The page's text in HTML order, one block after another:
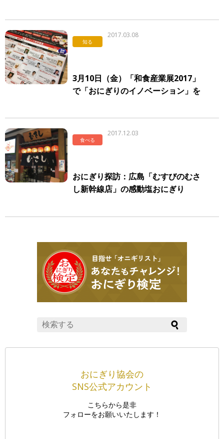
知る
2017.03.08
3月10日（金）「和食産業展2017」
で「おにぎりのイノベーション」を
食べる
2017.12.03
おにぎり探訪：広島「むすびのむさ
し新幹線店」の感動塩おにぎり
おにぎり協会の
SNS公式アカウント
こちらから是非
フォローをお願いいたします！